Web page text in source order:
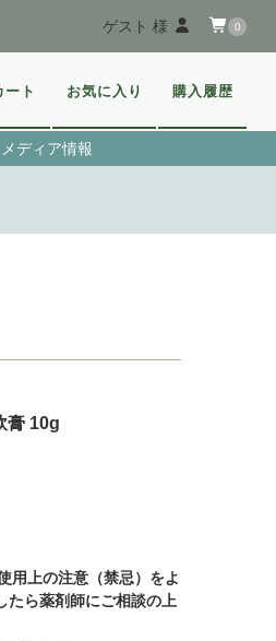
ゲスト 様 0
ート お気に入り 購入履歴
メディア情報
膏 10g
用上の注意（禁忌）をよ
たら薬剤師にご相談の上